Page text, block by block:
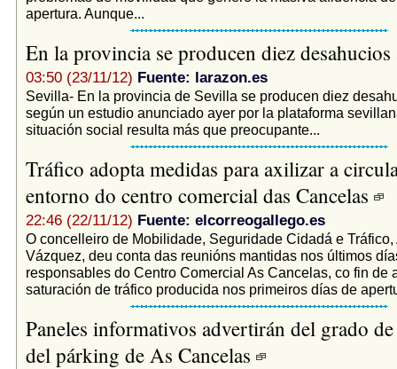
apertura. Aunque...
En la provincia se producen diez
03:50 (23/11/12) Fuente: larazon.es
Sevilla- En la provincia de Sevilla se producen diez
según un estudio anunciado ayer por la plataforma
situación social resulta más que preocupante...
Tráfico adopta medidas para axilizar a
entorno do centro comercial das Cancelas
22:46 (22/11/12) Fuente: elcorreogallego.es
O concelleiro de Mobilidade, Seguridade Cidadá e Tráfico,
Vázquez, deu conta das reunións mantidas nos últimos
responsables do Centro Comercial As Cancelas, co fin de
saturación de tráfico producida nos primeiros días de
Paneles informativos advertirán del grado
del párking de As Cancelas